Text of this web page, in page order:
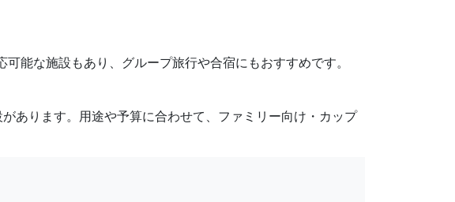
能な施設もあり、グループ旅行や合宿にもおすすめです。
あります。用途や予算に合わせて、ファミリー向け・カップ